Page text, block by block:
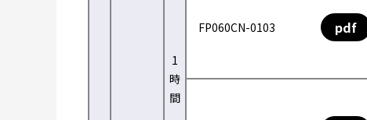
1
時
間
FP060CN-0103 pdf